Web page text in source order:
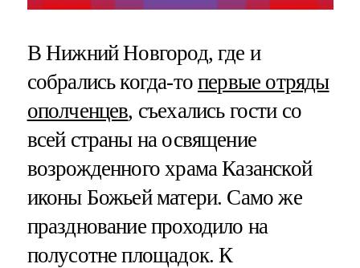
В Нижний Новгород, где и
собрались когда-топервые отряды
ополченцев, съехались гости со
всей страны на освящение
возрожденного храма Казанской
иконы Божьей матери. Само же
празднование проходило на
полусотне площадок. К